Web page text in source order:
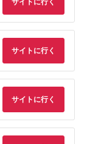
サイトに行く
サイトに行く
サイトに行く